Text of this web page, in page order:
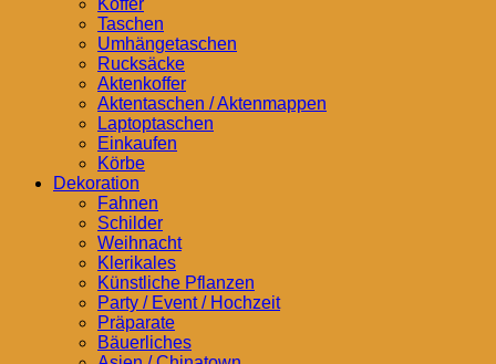
Koffer
Taschen
Umhängetaschen
Rucksäcke
Aktenkoffer
Aktentaschen / Aktenmappen
Laptoptaschen
Einkaufen
Körbe
Dekoration
Fahnen
Schilder
Weihnacht
Klerikales
Künstliche Pflanzen
Party / Event / Hochzeit
Präparate
Bäuerliches